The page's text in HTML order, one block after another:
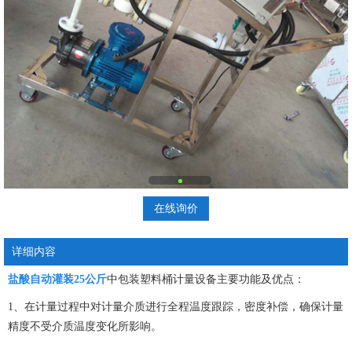
在线询价
详细内容
盐酸自动灌装25公斤中包装塑料桶计量设备主要功能及优点：
1、在计量过程中对计量介质进行全程温度跟踪，密度补偿，确保计量
精度不受介质温度变化所影响。